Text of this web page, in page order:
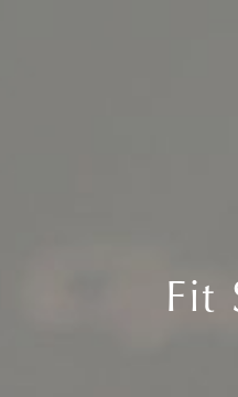
Fit